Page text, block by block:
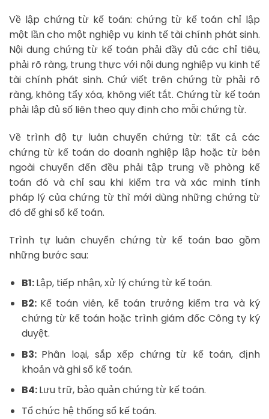
Về lập chứng từ kế toán: chứng từ kế toán chỉ lập
một lần cho một nghiệp vụ kinh tế tài chính phát sinh.
Nội dung chứng từ kế toán phải đầy đủ các chỉ tiêu,
phải rõ ràng, trung thực với nội dung nghiệp vụ kinh tế
tài chính phát sinh. Chứ viết trên chứng từ phải rõ
ràng, không tẩy xóa, không viết tắt. Chứng từ kế toán
phải lập đủ số liên theo quy định cho mỗi chứng từ.
Về trình độ tự luân chuyển chứng từ: tất cả các
chứng từ kế toán do doanh nghiệp lập hoặc từ bên
ngoài chuyển đến đều phải tập trung về phòng kế
toán đó và chỉ sau khi kiểm tra và xác minh tính
pháp lý của chứng từ thì mới dùng những chứng từ
đó để ghi sổ kế toán.
Trình tự luân chuyển chứng từ kế toán bao gồm
những bước sau:
B1:Lập, tiếp nhận, xử lý chứng từ kế toán.
B2: Kế toán viên, kế toán trưởng kiểm tra và ký
chứng từ kế toán hoặc trình giám đốc Công ty ký
duyệt.
B3: Phân loại, sắp xếp chứng từ kế toán, định
khoản và ghi sổ kế toán.
B4:Lưu trữ, bảo quản chứng từ kế toán.
Tổ chức hệ thống sổ kế toán.